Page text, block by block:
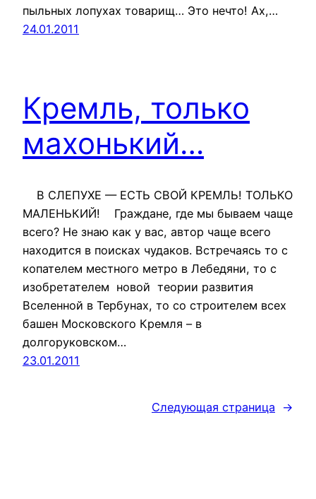
пыльных лопухах товарищ… Это нечто! Ах,…
24.01.2011
Кремль, только
махонький…
В СЛЕПУХЕ — ЕСТЬ СВОЙ КРЕМЛЬ! ТОЛЬКО
МАЛЕНЬКИЙ! Граждане, где мы бываем чаще
всего? Не знаю как у вас, автор чаще всего
находится в поисках чудаков. Встречаясь то с
копателем местного метро в Лебедяни, то с
изобретателем новой теории развития
Вселенной в Тербунах, то со строителем всех
башен Московского Кремля – в
долгоруковском…
23.01.2011
Следующая страница →